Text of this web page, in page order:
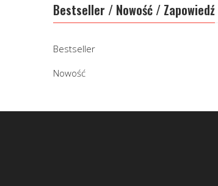
Bestseller / Nowość / Zapowiedź
Bestseller
Nowość